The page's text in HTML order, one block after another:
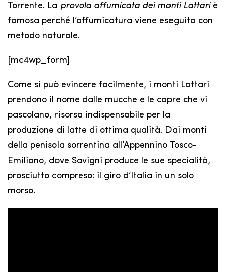
Torrente. La provola affumicata dei monti Lattariè
famosa perché l’affumicatura viene eseguita con
metodo naturale.
[mc4wp_form]
Come si può evincere facilmente, i monti Lattari
prendono il nome dalle mucche e le capre che vi
pascolano, risorsa indispensabile per la
produzione di latte di ottima qualità. Dai monti
della penisola sorrentina all’Appennino Tosco-
Emiliano, dove Savigni produce le sue specialità,
prosciutto compreso: il giro d’Italia in un solo
morso.